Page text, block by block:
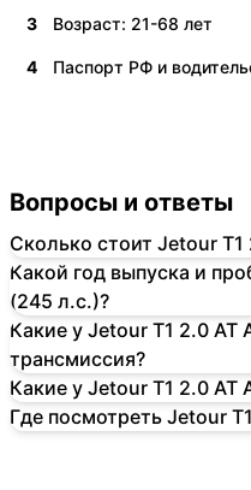
3 Возраст: 21-68 лет
4 Паспорт РФ и
Вопросы и ответы
Сколько стоит Jetour T1
Какой год выпуска и
(245 л.с.)?
Какие у Jetour T1 2.0 AT
трансмиссия?
Какие у Jetour T1 2.0 AT
Где посмотреть Jetour